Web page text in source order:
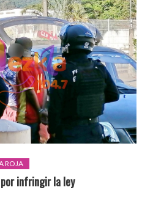
ROJA
infringir la ley